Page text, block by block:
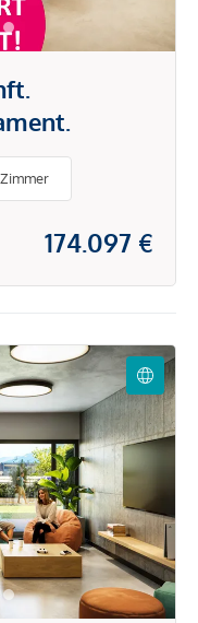
Zimmer
174.097 €